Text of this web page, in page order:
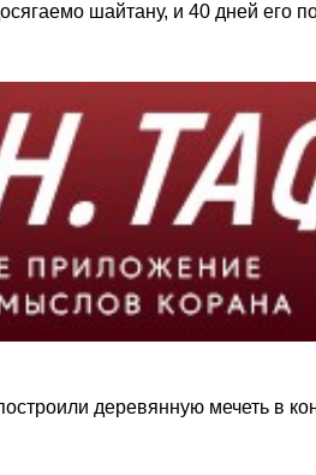
шайтану, и 40 дней его
деревянную мечеть в